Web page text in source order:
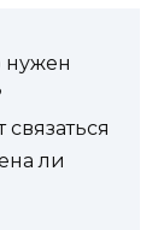
нужен
ли